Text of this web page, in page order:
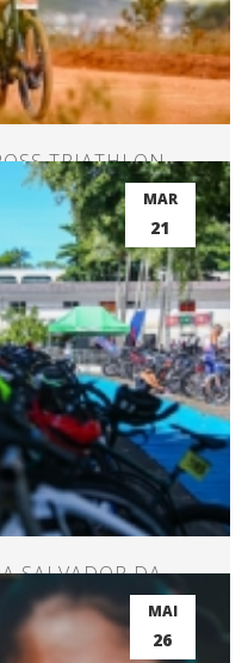
TRIATHLON –
MAR
21
SALVADOR DA
MAI
26